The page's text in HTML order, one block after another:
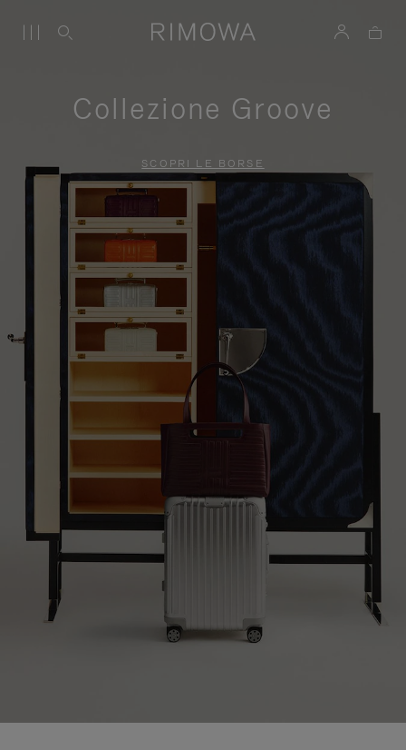
Collezione Groove
SCOPRI LE BORSE